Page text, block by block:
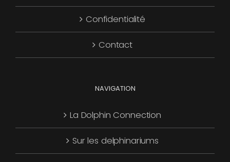
Confidentialité
Contact
NAVIGATION
La Dolphin Connection
Sur les delphinariums